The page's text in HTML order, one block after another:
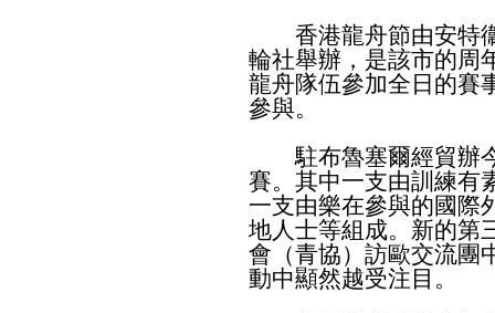
香港龍舟節由安特衞
輪社舉辦，是該市的周
龍舟隊伍參加全日的賽
參與。
駐布魯塞爾經貿辦今
賽。其中一支由訓練有
一支由樂在參與的國際
地人士等組成。新的第
會（青協）訪歐交流團
動中顯然越受注目。